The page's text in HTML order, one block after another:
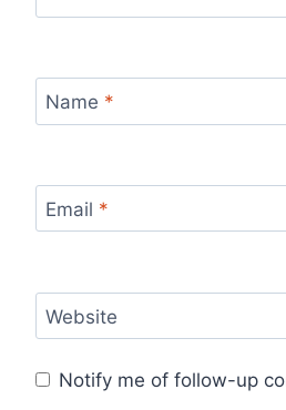
Name *
Email *
Website
Notify me of follow-up